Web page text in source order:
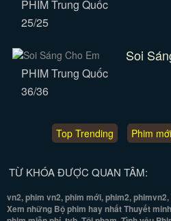
PHIM Trung Quốc
25/25
Soi
PHIM Trung Quốc
36/36
Top Trending Phim mới
TỪ KHÓA ĐƯỢC QUAN TÂM:
vn2, phim vn2, phim mới, phim2,
Xem những Bộ phim hay nhất Thuyết